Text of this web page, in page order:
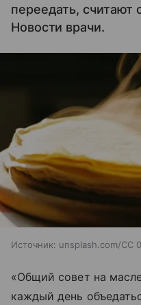
переедать,
Новости врачи.
Источник: unsplash.com/CC 0
«Общий совет на
каждый день